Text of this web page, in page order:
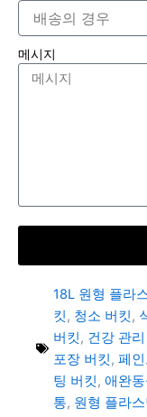
메시지
18L 원형 플라
킷, 청소 버킷,
버킷, 건강 관
포장 버킷, 페
팅 버킷, 애완
통, 원형 플라